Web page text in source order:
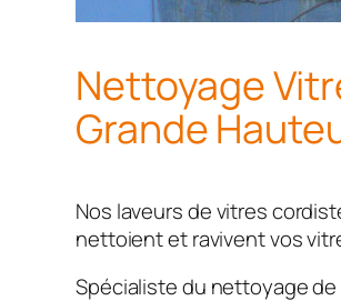
Nettoyage
Grande
Nos laveurs de vitres
nettoient et ravivent vos
Spécialiste du nettoyage